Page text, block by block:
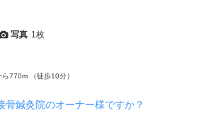
写真 1枚
770m （徒歩10分）
骨鍼灸院のオーナー様ですか？